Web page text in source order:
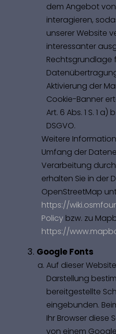
dem Angebot
interagieren,
unserer Website
interessanter
Rechtsgrundlage
Aktivierung der
Cookie-Banner
Art. 6 Abs. 1 S. 1 a)
DSGVO.
Weitere
Umfang der
Verarbeitung
erhalten Sie in der
OpenStreetMap
https://
Policy bzw. zu
https://
Google Fonts
Auf dieser
Darstellung
bereitgestellte
eingebunden.
Ihr Browser diese
von einem